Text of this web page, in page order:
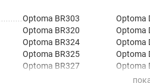
Optoma BR303
Optoma BR320
Optoma BR324
Optoma BR325
Optoma BR327
Optoma
Optoma
Optoma
Optoma
Optoma
Optoma